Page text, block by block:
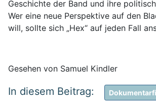
Geschichte der Band und ihre
Wer eine neue Perspektive auf den
will, sollte sich „Hex“ auf jeden Fall
Gesehen von Samuel Kindler